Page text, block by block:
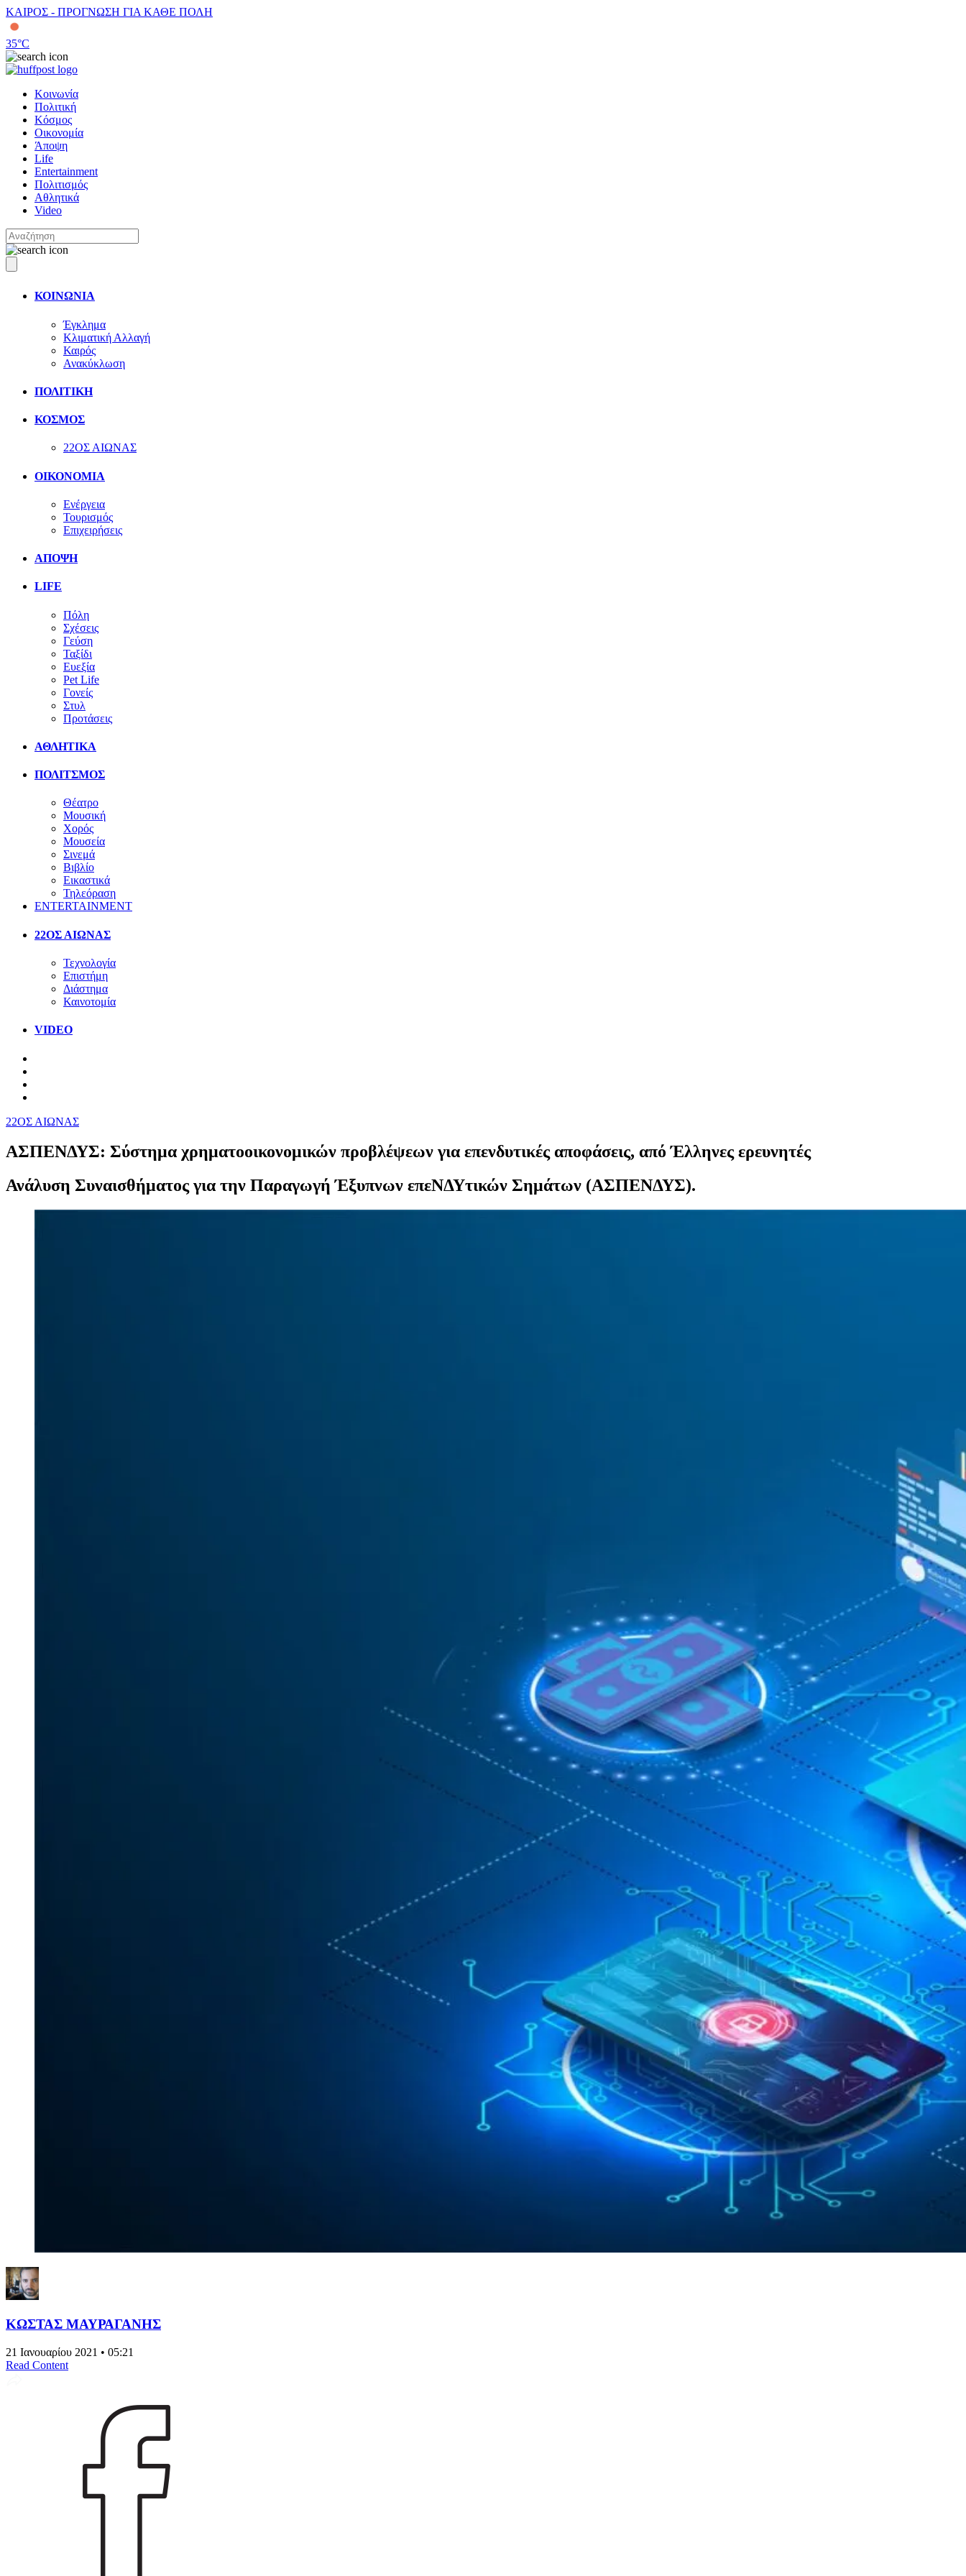
ΚΑΙΡΟΣ - ΠΡΟΓΝΩΣΗ ΓΙΑ ΚΑΘΕ ΠΟΛΗ
35°C
Κοινωνία
Πολιτική
Κόσμος
Οικονομία
Άποψη
Life
Entertainment
Πολιτισμός
Αθλητικά
Video
ΚΟΙΝΩΝΙΑ
Έγκλημα
Κλιματική Αλλαγή
Καιρός
Ανακύκλωση
ΠΟΛΙΤΙΚΗ
ΚΟΣΜΟΣ
22ΟΣ ΑΙΩΝΑΣ
ΟΙΚΟΝΟΜΙΑ
Ενέργεια
Τουρισμός
Επιχειρήσεις
ΑΠΟΨΗ
LIFE
Πόλη
Σχέσεις
Γεύση
Ταξίδι
Ευεξία
Pet Life
Γονείς
Στυλ
Προτάσεις
ΑΘΛΗΤΙΚΑ
ΠΟΛΙΤΣΜΟΣ
Θέατρο
Μουσική
Χορός
Μουσεία
Σινεμά
Βιβλίο
Εικαστικά
Τηλεόραση
ENTERTAINMENT
22ΟΣ ΑΙΩΝΑΣ
Τεχνολογία
Επιστήμη
Διάστημα
Καινοτομία
VIDEO
22ΟΣ ΑΙΩΝΑΣ
ΑΣΠΕΝΔΥΣ: Σύστημα χρηματοοικονομικών προβλέψεων για επενδυτικές αποφάσεις, από Έλληνες ερευνητές
Ανάλυση Συναισθήματος για την Παραγωγή Έξυπνων επεΝΔΥτικών Σημάτων (ΑΣΠΕΝΔΥΣ).
ΚΩΣΤΑΣ ΜΑΥΡΑΓΑΝΗΣ
21 Ιανουαρίου 2021 • 05:21
Read Content